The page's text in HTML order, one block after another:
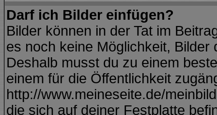
Darf ich Bilder einfügen?
Bilder können in der Tat im
es noch keine Möglichkeit,
Deshalb musst du zu einem
einem für die Öffentlichkeit
http://www.meineseite.de/
die sich auf deiner Festplatte